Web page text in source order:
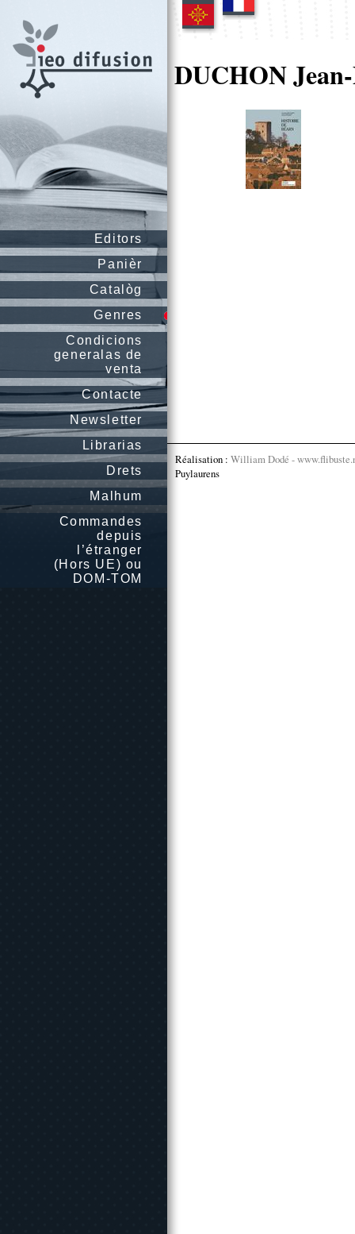
Editors
Panièr
Catalòg
Genres
Condicions
generalas de
venta
Contacte
Newsletter
Librarias
Drets
Malhum
Commandes
depuis
l’étranger
(Hors UE) ou
DOM-TOM
DUCHON
Réalisation : William Dodé -
Puylaurens